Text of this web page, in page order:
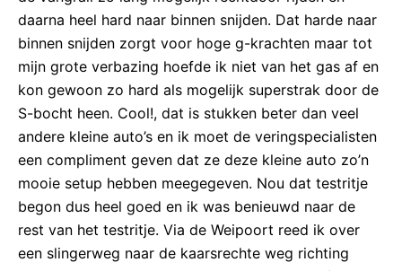
daarna heel hard naar binnen snijden. Dat harde naar
binnen snijden zorgt voor hoge g-krachten maar tot
mijn grote verbazing hoefde ik niet van het gas af en
kon gewoon zo hard als mogelijk superstrak door de
S-bocht heen. Cool!, dat is stukken beter dan veel
andere kleine auto’s en ik moet de veringspecialisten
een compliment geven dat ze deze kleine auto zo’n
mooie setup hebben meegegeven. Nou dat testritje
begon dus heel goed en ik was benieuwd naar de
rest van het testritje. Via de Weipoort reed ik over
een slingerweg naar de kaarsrechte weg richting